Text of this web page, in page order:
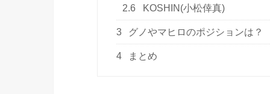
2.6 KOSHIN(小松倖真)
3 グノやマヒロのポジションは？
4 まとめ